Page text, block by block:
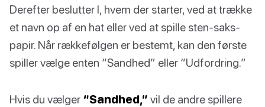
Derefter beslutter I, hvem der starter, ved at trække
et navn op af en hat eller ved at spille sten-saks-
papir. Når rækkefølgen er bestemt, kan den første
spiller vælge enten “Sandhed” eller “Udfordring.”
Hvis du vælger “Sandhed,” vil de andre spillere